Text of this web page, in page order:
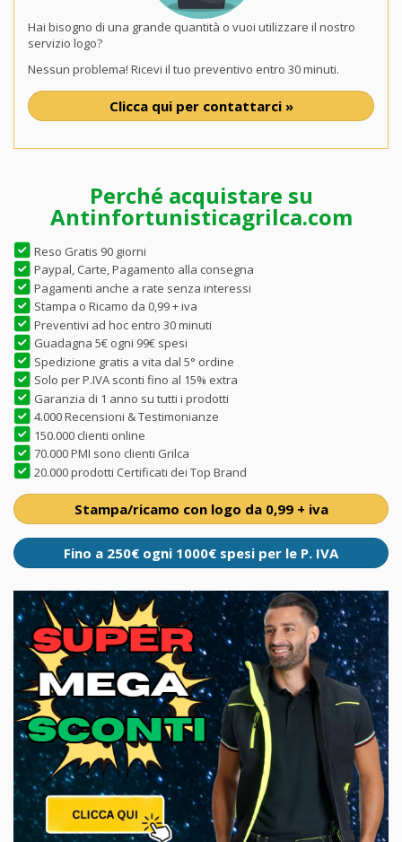
Hai bisogno di una grande quantità o vuoi utilizzare il nostro
servizio logo?
Nessun problema! Ricevi il tuo preventivo entro 30 minuti.
Clicca qui per contattarci »
Perché acquistare su
Antinfortunisticagrilca.com
Reso Gratis 90 giorni
Paypal, Carte, Pagamento alla consegna
Pagamenti anche a rate senza interessi
Stampa o Ricamo da 0,99 + iva
Preventivi ad hoc entro 30 minuti
Guadagna 5€ ogni 99€ spesi
Spedizione gratis a vita dal 5° ordine
Solo per P.IVA sconti fino al 15% extra
Garanzia di 1 anno su tutti i prodotti
4.000 Recensioni & Testimonianze
150.000 clienti online
70.000 PMI sono clienti Grilca
20.000 prodotti Certificati dei Top Brand
Stampa/ricamo con logo da 0,99 + iva
Fino a 250€ ogni 1000€ spesi per le P. IVA